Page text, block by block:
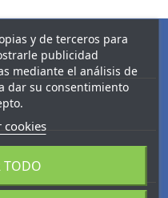
y de terceros para
publicidad
mediante el análisis de
dar su consentimiento
cookies
TODO